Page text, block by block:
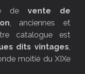
devente de
, anciennes et
catalogue est
dits vintages,
moitié du XIXe